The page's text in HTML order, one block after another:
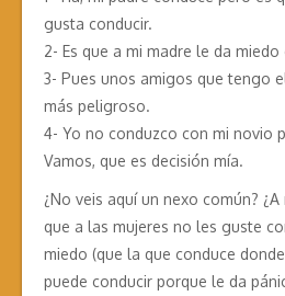
gusta conducir.
2- Es que a mi madre le da miedo
3- Pues unos amigos que tengo
más peligroso.
4- Yo no conduzco con mi novio
Vamos, que es decisión mía.
¿No veis aquí un nexo común?
que a las mujeres no les guste
miedo (que la que conduce
puede conducir porque le da